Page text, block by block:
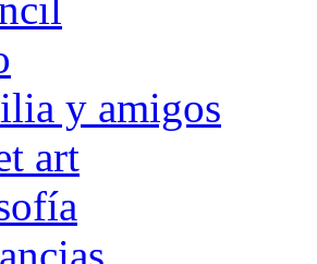
y amigos
art